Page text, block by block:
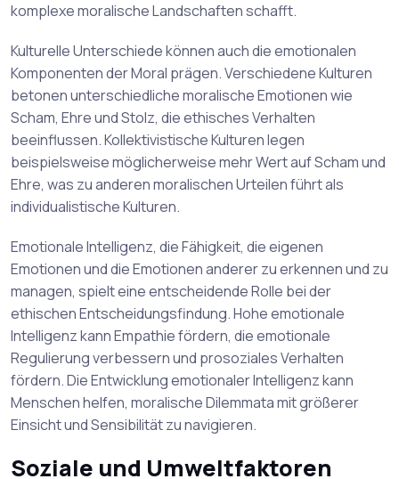
komplexe moralische Landschaften schafft.
Kulturelle Unterschiede können auch die emotionalen
Komponenten der Moral prägen. Verschiedene Kulturen
betonen unterschiedliche moralische Emotionen wie
Scham, Ehre und Stolz, die ethisches Verhalten
beeinflussen. Kollektivistische Kulturen legen
beispielsweise möglicherweise mehr Wert auf Scham und
Ehre, was zu anderen moralischen Urteilen führt als
individualistische Kulturen.
Emotionale Intelligenz, die Fähigkeit, die eigenen
Emotionen und die Emotionen anderer zu erkennen und zu
managen, spielt eine entscheidende Rolle bei der
ethischen Entscheidungsfindung. Hohe emotionale
Intelligenz kann Empathie fördern, die emotionale
Regulierung verbessern und prosoziales Verhalten
fördern. Die Entwicklung emotionaler Intelligenz kann
Menschen helfen, moralische Dilemmata mit größerer
Einsicht und Sensibilität zu navigieren.
Soziale und Umweltfaktoren